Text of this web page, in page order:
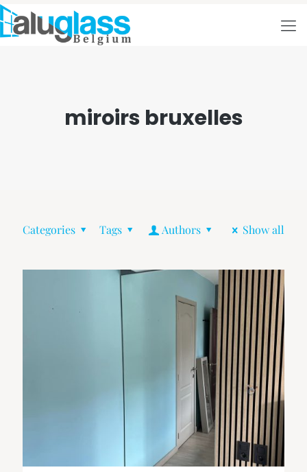
miroirs bruxelles
Categories Tags Authors Show all